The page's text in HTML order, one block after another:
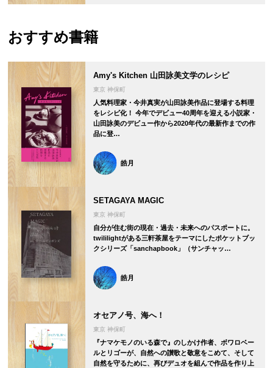
おすすめ書籍
Amy's Kitchen 山田詠美文学のレシピ
東京 神保町
人気料理家・今井真実が山田詠美作品に登場する料理
をレシピ化！ 今年でデビュー40周年を迎える小説家・
山田詠美のデビュー作から2020年代の最新作までの作
品に登…
皓月
SETAGAYA MAGIC
東京 神保町
自分が住む街の現在・過去・未来へのパスポートに。
twililightがある三軒茶屋をテーマにしたポケットブッ
クシリーズ「sanchapbook」（サンチャッ…
皓月
オセアノ号、海へ！
東京 神保町
『ナマケモノのいる森で』のしかけ作者、ボワロベー
ルとリゴーが、自然への讃歌と敬意をこめて、そして
自然を守るために、再びデュオを組んで作品を作り上